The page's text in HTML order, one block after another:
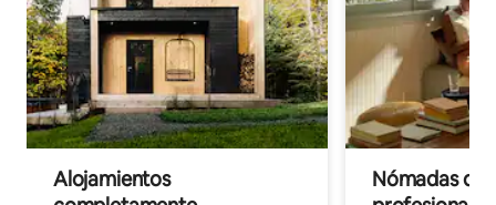
Alojamientos
Nómadas